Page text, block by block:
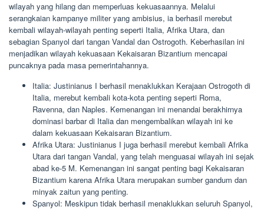
wilayah yang hilang dan memperluas kekuasaannya. Melalui
serangkaian kampanye militer yang ambisius, ia berhasil merebut
kembali wilayah-wilayah penting seperti Italia, Afrika Utara, dan
sebagian Spanyol dari tangan Vandal dan Ostrogoth. Keberhasilan ini
menjadikan wilayah kekuasaan Kekaisaran Bizantium mencapai
puncaknya pada masa pemerintahannya.
Italia: Justinianus I berhasil menaklukkan Kerajaan Ostrogoth di
Italia, merebut kembali kota-kota penting seperti Roma,
Ravenna, dan Naples. Kemenangan ini menandai berakhirnya
dominasi barbar di Italia dan mengembalikan wilayah ini ke
dalam kekuasaan Kekaisaran Bizantium.
Afrika Utara: Justinianus I juga berhasil merebut kembali Afrika
Utara dari tangan Vandal, yang telah menguasai wilayah ini sejak
abad ke-5 M. Kemenangan ini sangat penting bagi Kekaisaran
Bizantium karena Afrika Utara merupakan sumber gandum dan
minyak zaitun yang penting.
Spanyol: Meskipun tidak berhasil menaklukkan seluruh Spanyol,